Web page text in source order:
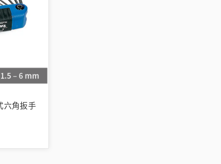
六角扳手